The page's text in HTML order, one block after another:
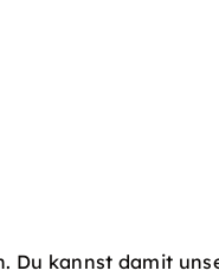
kannst damit